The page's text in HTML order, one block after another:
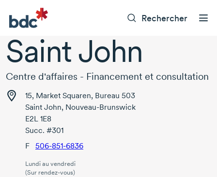
Rechercher
Saint John
Centre d'affaires - Financement et consultation
15, Market Squaren, Bureau 503
Saint John, Nouveau-Brunswick
E2L 1E8
Succ. #301
F
506-851-6836
Lundi au vendredi
(Sur rendez-vous)